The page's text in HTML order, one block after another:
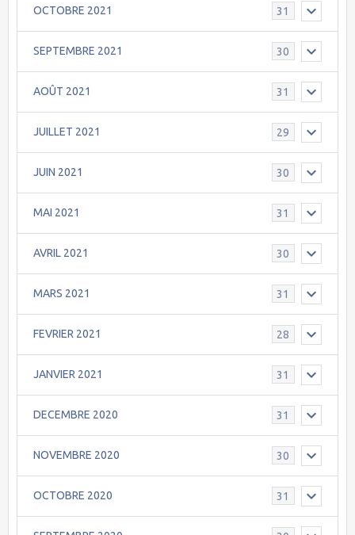
OCTOBRE 2021 31
SEPTEMBRE 2021 30
AOÛT 2021 31
JUILLET 2021 29
JUIN 2021 30
MAI 2021 31
AVRIL 2021 30
MARS 2021 31
FEVRIER 2021 28
JANVIER 2021 31
DECEMBRE 2020 31
NOVEMBRE 2020 30
OCTOBRE 2020 31